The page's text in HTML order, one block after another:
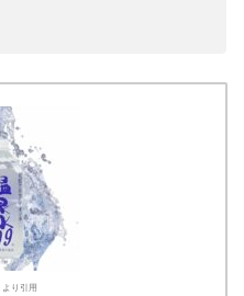
り引用